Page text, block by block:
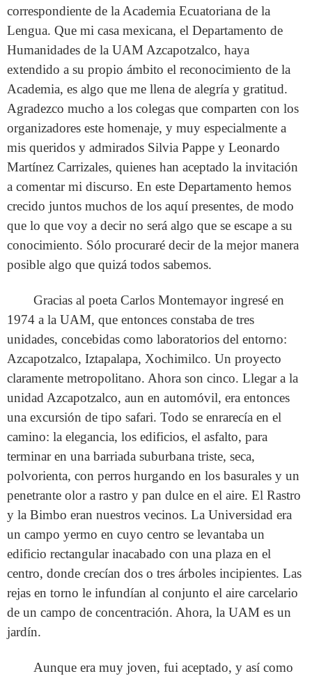
correspondiente de la Academia Ecuatoriana de la
Lengua. Que mi casa mexicana, el Departamento de
Humanidades de la UAM Azcapotzalco, haya
extendido a su propio ámbito el reconocimiento de la
Academia, es algo que me llena de alegría y gratitud.
Agradezco mucho a los colegas que comparten con los
organizadores este homenaje, y muy especialmente a
mis queridos y admirados Silvia Pappe y Leonardo
Martínez Carrizales, quienes han aceptado la invitación
a comentar mi discurso. En este Departamento hemos
crecido juntos muchos de los aquí presentes, de modo
que lo que voy a decir no será algo que se escape a su
conocimiento. Sólo procuraré decir de la mejor manera
posible algo que quizá todos sabemos.
Gracias al poeta Carlos Montemayor ingresé en
1974 a la UAM, que entonces constaba de tres
unidades, concebidas como laboratorios del entorno:
Azcapotzalco, Iztapalapa, Xochimilco. Un proyecto
claramente metropolitano. Ahora son cinco. Llegar a la
unidad Azcapotzalco, aun en automóvil, era entonces
una excursión de tipo safari. Todo se enrarecía en el
camino: la elegancia, los edificios, el asfalto, para
terminar en una barriada suburbana triste, seca,
polvorienta, con perros hurgando en los basurales y un
penetrante olor a rastro y pan dulce en el aire. El Rastro
y la Bimbo eran nuestros vecinos. La Universidad era
un campo yermo en cuyo centro se levantaba un
edificio rectangular inacabado con una plaza en el
centro, donde crecían dos o tres árboles incipientes. Las
rejas en torno le infundían al conjunto el aire carcelario
de un campo de concentración. Ahora, la UAM es un
jardín.
Aunque era muy joven, fui aceptado, y así como